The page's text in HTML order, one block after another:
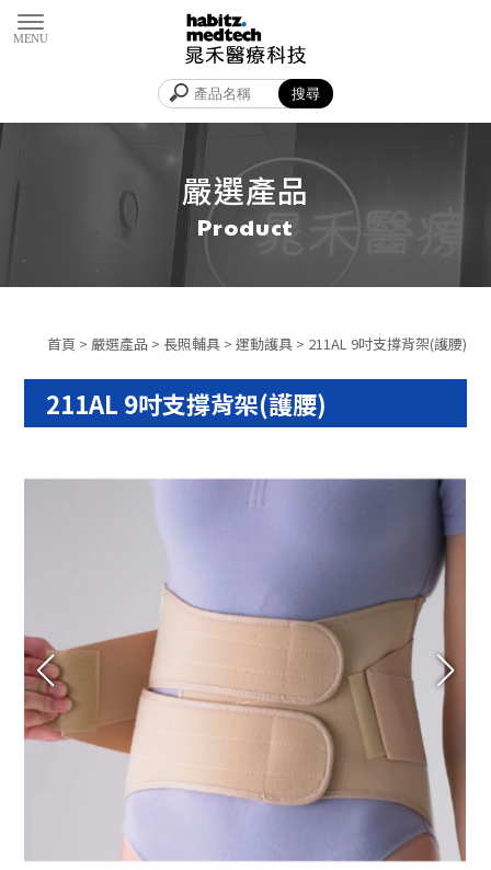
嚴選產品
首頁 > 嚴選產品> 長照輔具> 運動護具> 211AL 9吋支撐背架(護腰)
211AL 9吋支撐背架(護腰)